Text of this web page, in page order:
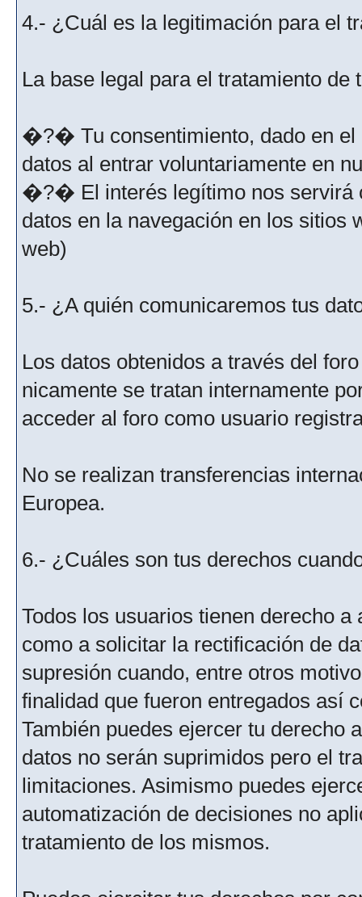
4.- ¿Cuál es la legitimación para el
La base legal para el tratamiento
�?� Tu consentimiento, dado en el
datos al entrar voluntariamente en
�?� El interés legítimo nos servirá
datos en la navegación en los sitios
web)
5.- ¿A quién comunicaremos tus
Los datos obtenidos a través del
nicamente se tratan internamente
acceder al foro como usuario
No se realizan transferencias
Europea.
6.- ¿Cuáles son tus derechos
Todos los usuarios tienen derecho
como a solicitar la rectificación de
supresión cuando, entre otros
finalidad que fueron entregados así
También puedes ejercer tu derecho
datos no serán suprimidos pero el
limitaciones. Asimismo puedes
automatización de decisiones no
tratamiento de los mismos.